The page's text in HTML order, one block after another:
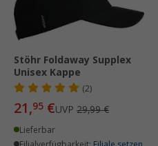
Stöhr Foldaway Supplex
Unisex Kappe
(2)
21,95 €UVP 29,99 €
Lieferbar